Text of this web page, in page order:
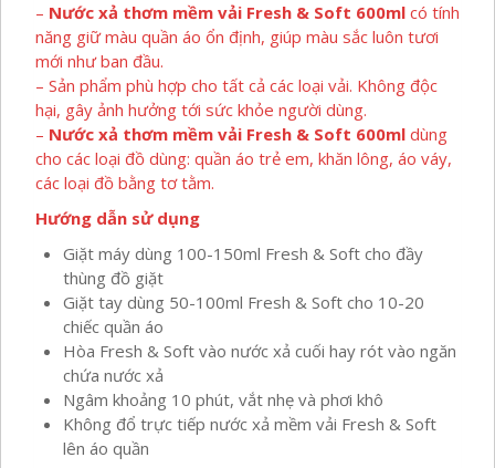
– Nước xả thơm mềm vải Fresh & Soft 600ml có tính
năng giữ màu quần áo ổn định, giúp màu sắc luôn tươi
mới như ban đầu.
– Sản phẩm phù hợp cho tất cả các loại vải. Không độc
hại, gây ảnh hưởng tới sức khỏe người dùng.
– Nước xả thơm mềm vải Fresh & Soft 600ml dùng
cho các loại đồ dùng: quần áo trẻ em, khăn lông, áo váy,
các loại đồ bằng tơ tằm.
Hướng dẫn sử dụng
Giặt máy dùng 100-150ml Fresh & Soft cho đầy
thùng đồ giặt
Giặt tay dùng 50-100ml Fresh & Soft cho 10-20
chiếc quần áo
Hòa Fresh & Soft vào nước xả cuối hay rót vào ngăn
chứa nước xả
Ngâm khoảng 10 phút, vắt nhẹ và phơi khô
Không đổ trực tiếp nước xả mềm vải Fresh & Soft
lên áo quần